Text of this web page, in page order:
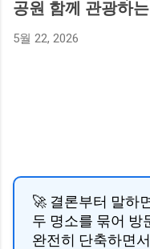
공원 함께 관광하
5월 22, 2026
🚀 결론부터 말하
두 명소를 묶어 방
완전히 단축하면